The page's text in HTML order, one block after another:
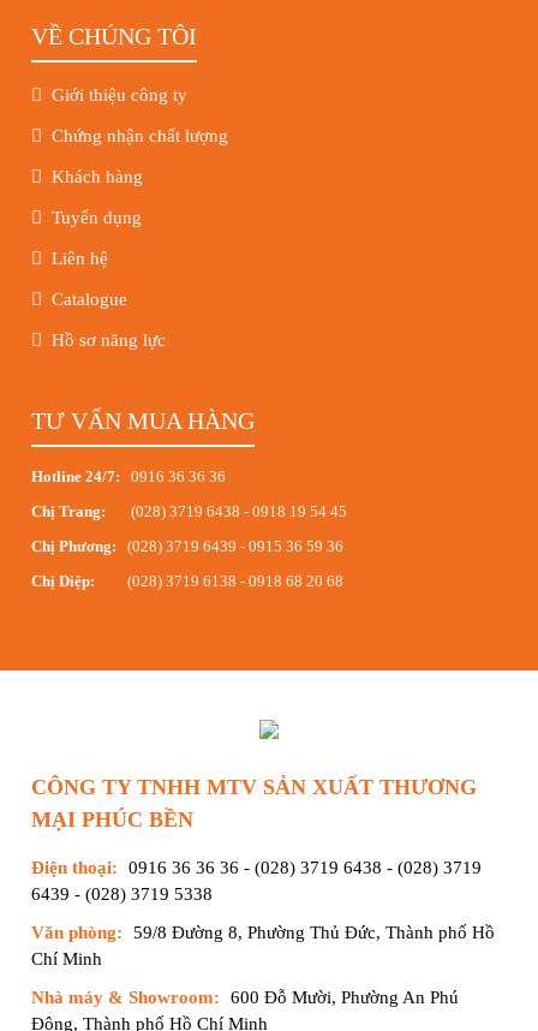
VỀ CHÚNG TÔI
Giới thiệu công ty
Chứng nhận chất lượng
Khách hàng
Tuyển dụng
Liên hệ
Catalogue
Hồ sơ năng lực
TƯ VẤN MUA HÀNG
Hotline 24/7:
0916 36 36 36
Chị Trang:
(028) 3719 6438 - 0918 19 54 45
Chị Phương:
(028) 3719 6439 - 0915 36 59 36
Chị Diệp:
(028) 3719 6138 - 0918 68 20 68
CÔNG TY TNHH MTV SẢN XUẤT THƯƠNG
MẠI PHÚC BỀN
Điện thoại: 0916 36 36 36 - (028) 3719 6438 - (028) 3719
6439 - (028) 3719 5338
Văn phòng:
59/8 Đường 8, Phường Thủ Đức, Thành phố Hồ
Chí Minh
Nhà máy & Showroom:
600 Đỗ Mười, Phường An Phú
Đông, Thành phố Hồ Chí Minh